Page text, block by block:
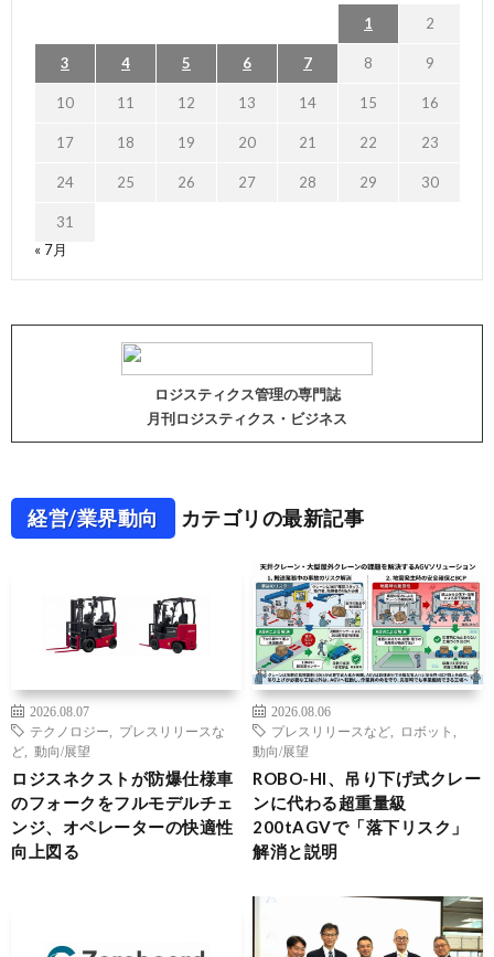
1 2
3 4 5 6 7 8 9
10 11 12 13 14 15 16
17 18 19 20 21 22 23
24 25 26 27 28 29 30
31
« 7月
ロジスティクス管理の専門誌
月刊ロジスティクス・ビジネス
経営/業界動向 カテゴリの最新記事
2026.08.07
テクノロジー
プレスリリースな
ど
動向/展望
ロジスネクストが防爆仕様車
のフォークをフルモデルチェ
ンジ、オペレーターの快適性
向上図る
2026.08.06
プレスリリースなど
ロボット
動向/展望
ROBO-HI、吊り下げ式クレー
ンに代わる超重量級
200tAGVで「落下リスク」
解消と説明